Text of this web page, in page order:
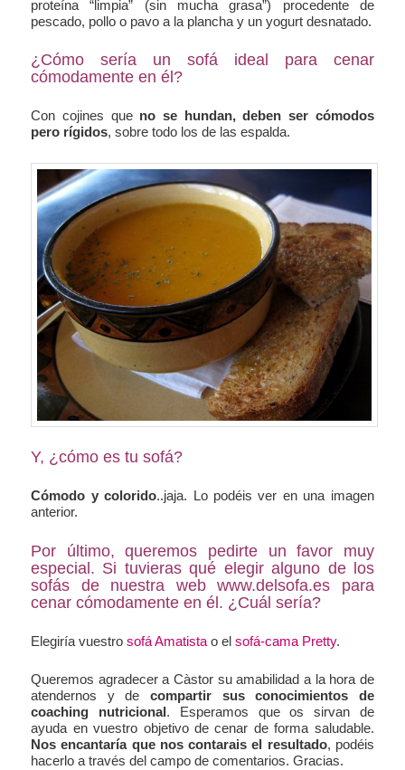
proteína “limpia” (sin mucha grasa”) procedente de
pescado, pollo o pavo a la plancha y un yogurt desnatado.
¿Cómo sería un sofá ideal para cenar
cómodamente en él?
Con cojines que no se hundan, deben ser cómodos
pero rígidos, sobre todo los de las espalda.
Y, ¿cómo es tu sofá?
Cómodo y colorido..jaja. Lo podéis ver en una imagen
anterior.
Por último, queremos pedirte un favor muy
especial. Si tuvieras qué elegir alguno de los
sofás de nuestra web www.delsofa.es para
cenar cómodamente en él. ¿Cuál sería?
Elegiría vuestrosofá Amatista o elsofá-cama Pretty.
Queremos agradecer a Càstor su amabilidad a la hora de
atendernos y de compartir sus conocimientos de
coaching nutricional . Esperamos que os sirvan de
ayuda en vuestro objetivo de cenar de forma saludable.
Nos encantaría que nos contarais el resultado, podéis
hacerlo a través del campo de comentarios. Gracias.